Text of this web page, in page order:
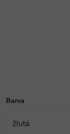
Barva